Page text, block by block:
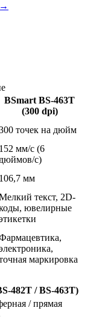
→
BSmart BS-463T
(300 dpi)
точек на дюйм
152 мм/с (6
дюймов/с)
106,7 мм
текст, 2D-
ювелирные
маркировка
482T / BS-463T)
/ прямая